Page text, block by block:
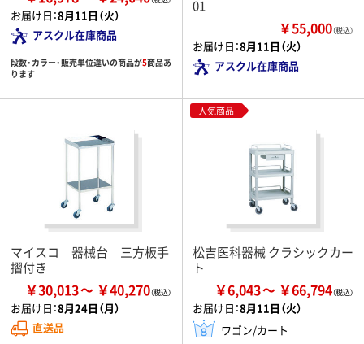
お届け日：8月11日（火）
アスクル在庫商品
段数・カラー・販売単位違いの商品が5商品あ
ります
01
￥55,000（税込）
お届け日：8月11日（火）
アスクル在庫商品
マイスコ 器械台 三方板手
摺付き
￥30,013 ￥40,270
お届け日：8月24日（月）
直送品
人気商品
松吉医科器械 クラシックカー
ト
￥6,043 ￥66,794
お届け日：8月11日（火）
ワゴン/カート